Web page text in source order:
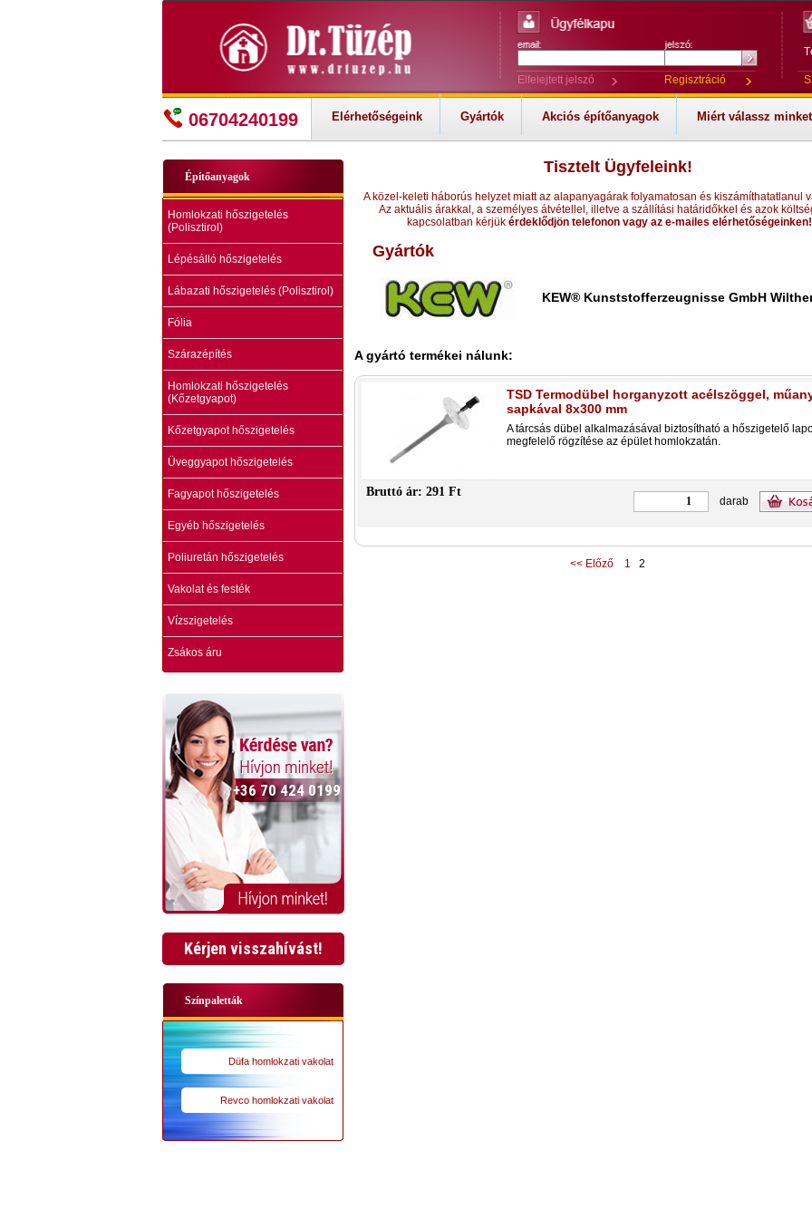
Elfelejtett jelszó Regisztráció
06704240199 Elérhetőségeink Gyártók Akciós építőanyagok Miért válassz
Építőanyagok
Homlokzati hőszigetelés
(Polisztirol)
Lépésálló hőszigetelés
Lábazati hőszigetelés (Polisztirol)
Fólia
Szárazépítés
Homlokzati hőszigetelés
(Kőzetgyapot)
Kőzetgyapot hőszigetelés
Üveggyapot hőszigetelés
Fagyapot hőszigetelés
Egyéb hőszigetelés
Poliuretán hőszigetelés
Vakolat és festék
Vízszigetelés
Zsákos áru
+36 70 424 0199
Kérjen visszahívást!
Színpaletták
Düfa homlokzati vakolat
Revco homlokzati vakolat
Tisztelt Ügyfeleink!
A közel-keleti háborús helyzet miatt az alapanyagárak folyamatosan és kiszámíthatatlanul
Az aktuális árakkal, a személyes átvétellel, illetve a szállítási határidőkkel és azok
kapcsolatban kérjük érdeklődjön telefonon vagy az e-mailes elérhetőségeinken!
Gyártók
KEW® Kunststofferzeugnisse GmbH
A gyártó termékei nálunk:
TSD Termodübel horganyzott acélszöggel,
sapkával 8x300 mm
A tárcsás dübel alkalmazásával biztosítható a hőszigetelő
megfelelő rögzítése az épület homlokzatán.
darab
Bruttó ár: 291 Ft
<< Előző 1 2